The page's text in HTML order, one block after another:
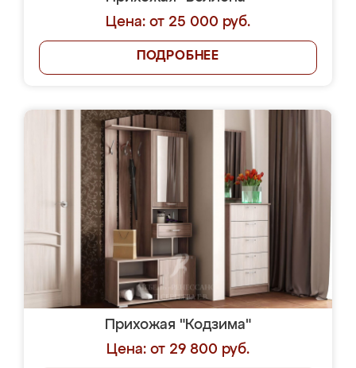
Цена: от 25 000 руб.
ПОДРОБНЕЕ
Прихожая "Кодзима"
Цена: от 29 800 руб.